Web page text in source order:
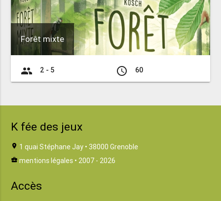
Forêt mixte
group 2 - 5 access_time 60
K fée des jeux
location_on 1 quai Stéphane Jay • 38000 Grenoble
business_center mentions légales • 2007 - 2026
Accès